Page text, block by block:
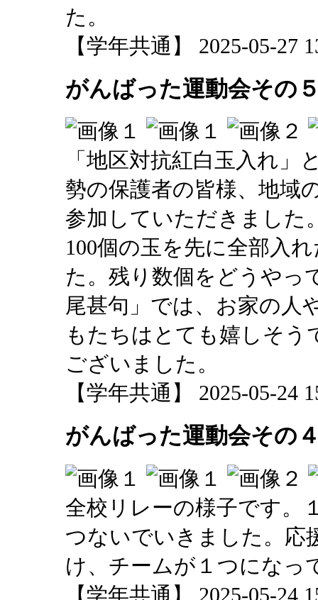
た。
【学年共通】 2025-05-27
がんばった運動会その
「地区対抗紅白玉入れ」
勢の保護者の皆様、地域
参加していただきました
100個の玉を先に全部入
た。残り数個をどうやっ
尾甚句」では、お家の人
もたちはとても嬉しそう
ございました。
【学年共通】 2025-05-24
がんばった運動会その
全校リレーの様子です。
つないでいきました。応
け、チームが１つになっ
【学年共通】 2025-05-24